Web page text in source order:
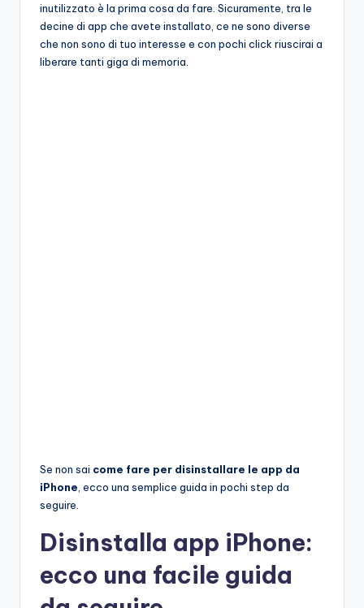
inutilizzato è la prima cosa da fare. Sicuramente, tra le
decine di app che avete installato, ce ne sono diverse
che non sono di tuo interesse e con pochi click riuscirai a
liberare tanti giga di memoria.
Se non sai come fare per disinstallare le app da
iPhone , ecco una semplice guida in pochi step da
seguire.
Disinstalla app iPhone:
ecco una facile guida